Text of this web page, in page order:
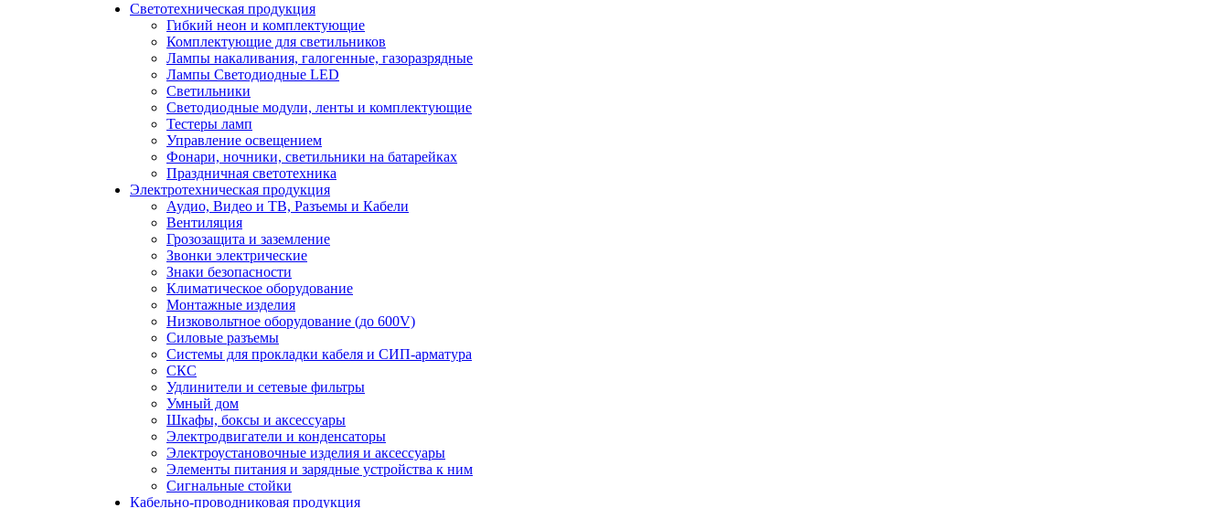
Светотехническая продукция
Гибкий неон и комплектующие
Комплектующие для светильников
Лампы накаливания, галогенные, газоразрядные
Лампы Светодиодные LED
Светильники
Светодиодные модули, ленты и комплектующие
Тестеры ламп
Управление освещением
Фонари, ночники, светильники на батарейках
Праздничная светотехника
Электротехническая продукция
Аудио, Видео и ТВ, Разъемы и Кабели
Вентиляция
Грозозащита и заземление
Звонки электрические
Знаки безопасности
Климатическое оборудование
Монтажные изделия
Низковольтное оборудование (до 600V)
Силовые разъемы
Системы для прокладки кабеля и СИП-арматура
СКС
Удлинители и сетевые фильтры
Умный дом
Шкафы, боксы и аксессуары
Электродвигатели и конденсаторы
Электроустановочные изделия и аксессуары
Элементы питания и зарядные устройства к ним
Сигнальные стойки
Кабельно-проводниковая продукция